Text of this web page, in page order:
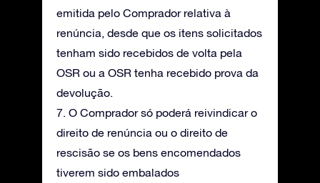
emitida pelo Comprador relativa à
renúncia, desde que os itens solicitados
tenham sido recebidos de volta pela
OSR ou a OSR tenha recebido prova da
devolução.
7. O Comprador só poderá reivindicar o
direito de renúncia ou o direito de
rescisão se os bens encomendados
tiverem sido embalados